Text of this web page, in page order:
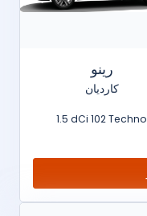
رينو
كارديان
1.5 dCi 102 Techno